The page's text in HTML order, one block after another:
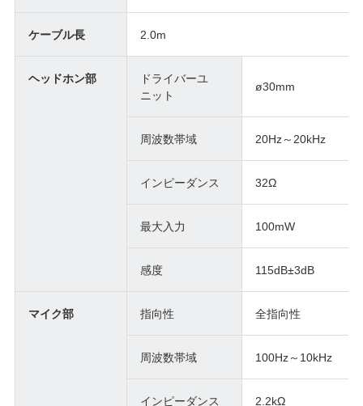
ケーブル長 2.0m
ヘッドホン部
ドライバーユ
ニット
ø30mm
周波数帯域 20Hz～20kHz
インピーダンス 32Ω
最大入力 100mW
感度 115dB±3dB
マイク部 指向性 全指向性
周波数帯域 100Hz～10kHz
インピーダンス 2.2kΩ